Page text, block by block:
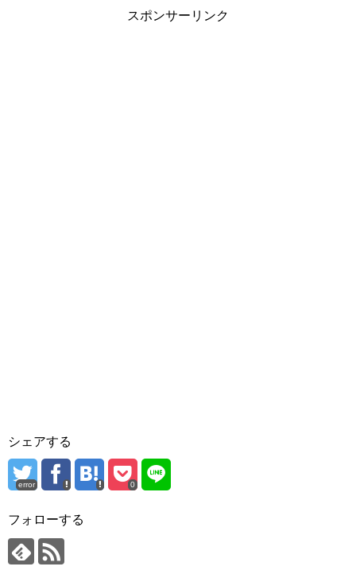
スポンサーリンク
シェアする
error 0
フォローする